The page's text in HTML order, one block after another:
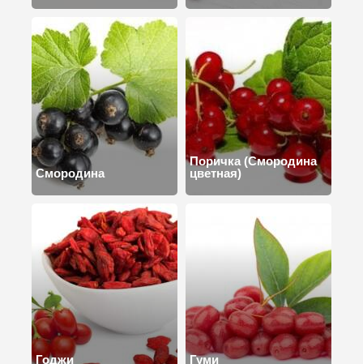
Смородина
Поричка (Смородина
цветная)
Годжи Гуми